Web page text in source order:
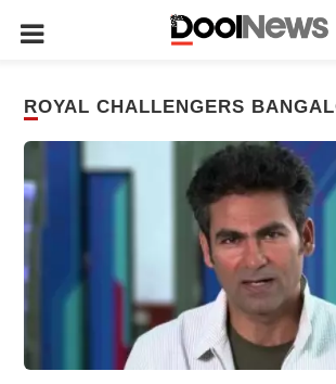
ROYAL CHALLENGERS